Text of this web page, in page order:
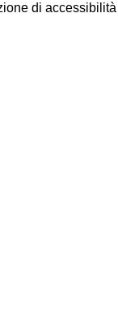
di